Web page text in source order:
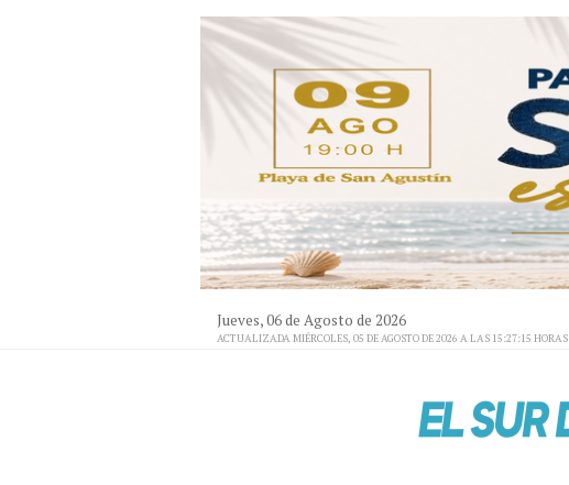
Jueves, 06 de Agosto de 2026
ACTUALIZADA MIÉRCOLES, 05 DE AGOSTO DE 2026 A LAS 15:27:15 HORAS